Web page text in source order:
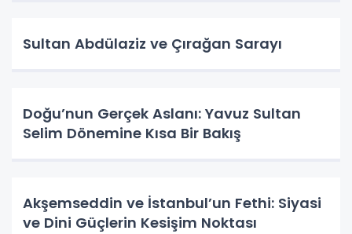
Sultan Abdülaziz ve Çırağan Sarayı
Doğu’nun Gerçek Aslanı: Yavuz Sultan
Selim Dönemine Kısa Bir Bakış
Akşemseddin ve İstanbul’un Fethi: Siyasi
ve Dini Güçlerin Kesişim Noktası